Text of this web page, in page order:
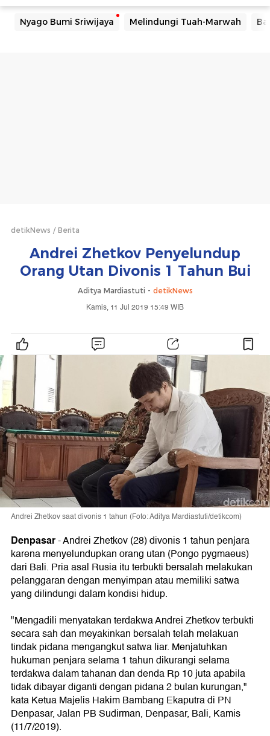
Nyago Bumi Sriwijaya Melindungi Tuah-Marwah
detikNews Berita
Andrei Zhetkov Penyelundup
Orang Utan Divonis 1 Tahun Bui
Aditya Mardiastuti - detikNews
Kamis, 11 Jul 2019 15:49 WIB
Andrei Zhetkov saat divonis 1 tahun (Foto: Aditya Mardiastuti/detikcom)
Denpasar-Andrei Zhetkov (28) divonis 1 tahun penjara
karena menyelundupkan orang utan (Pongo pygmaeus)
dari Bali. Pria asal Rusia itu terbukti bersalah melakukan
pelanggaran dengan menyimpan atau memiliki satwa
yang dilindungi dalam kondisi hidup.
"Mengadili menyatakan terdakwa Andrei Zhetkov terbukti
secara sah dan meyakinkan bersalah telah melakuan
tindak pidana mengangkut satwa liar. Menjatuhkan
hukuman penjara selama 1 tahun dikurangi selama
terdakwa dalam tahanan dan denda Rp 10 juta apabila
tidak dibayar diganti dengan pidana 2 bulan kurungan,"
kata Ketua Majelis Hakim Bambang Ekaputra di PN
Denpasar, Jalan PB Sudirman, Denpasar, Bali, Kamis
(11/7/2019).